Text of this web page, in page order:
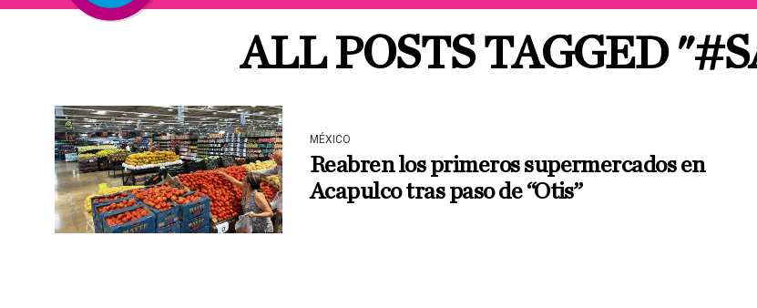
ALL POSTS TAGGED
MÉXICO
Reabren los primeros supermercados en
Acapulco tras paso de “Otis”